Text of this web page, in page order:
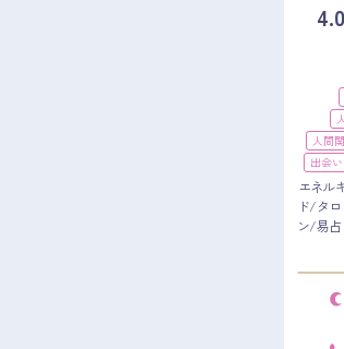
4.0
人間関
出会い
エネル
ド/タ
ン/易